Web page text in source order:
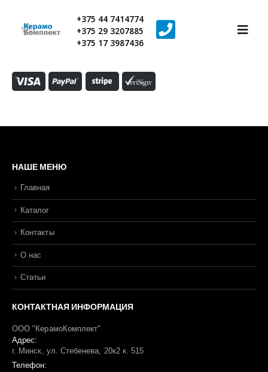
+375 44 7414774
+375 29 3207885
+375 17 3987436
НАШЕ МЕНЮ
Главная
Каталог
Контакты
О нас
Статьи
КОНТАКТНАЯ ИНФОРМАЦИЯ
ООО "КерамоКомплект"
Адрес:
г. Минск, ул. Стебенева, 20к2 к. 515
Телефон: